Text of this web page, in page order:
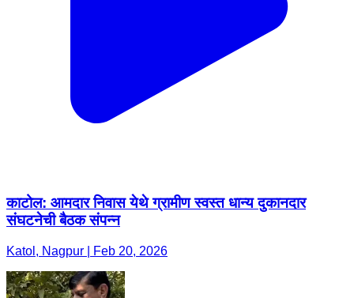
काटोल: आमदार निवास येथे ग्रामीण स्वस्त धान्य दुकानदार
संघटनेची बैठक संपन्न
Katol, Nagpur | Feb 20, 2026